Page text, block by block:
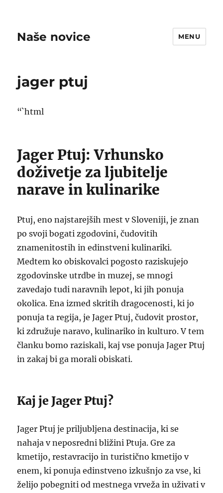
Naše novice MENU
jager ptuj
“`html
Jager Ptuj: Vrhunsko
doživetje za ljubitelje
narave in kulinarike
Ptuj, eno najstarejših mest v Sloveniji, je znan
po svoji bogati zgodovini, čudovitih
znamenitostih in edinstveni kulinariki.
Medtem ko obiskovalci pogosto raziskujejo
zgodovinske utrdbe in muzej, se mnogi
zavedajo tudi naravnih lepot, ki jih ponuja
okolica. Ena izmed skritih dragocenosti, ki jo
ponuja ta regija, je Jager Ptuj, čudovit prostor,
ki združuje naravo, kulinariko in kulturo. V tem
članku bomo raziskali, kaj vse ponuja Jager Ptuj
in zakaj bi ga morali obiskati.
Kaj je Jager Ptuj?
Jager Ptuj je priljubljena destinacija, ki se
nahaja v neposredni bližini Ptuja. Gre za
kmetijo, restavracijo in turistično kmetijo v
enem, ki ponuja edinstveno izkušnjo za vse, ki
želijo pobegniti od mestnega vrveža in uživati v